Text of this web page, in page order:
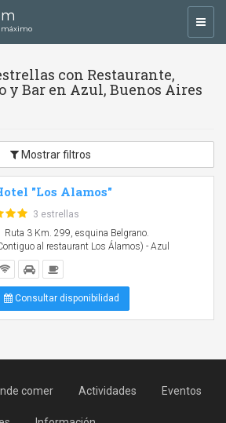
máximo
con Restaurante,
y Bar en Azul, Buenos Aires
Mostrar filtros
"Los Alamos"
3 estrellas
Ruta 3 Km. 299, esquina Belgrano.
al restaurant Los Álamos) - Azul
Consultar disponibilidad
comer Actividades Eventos